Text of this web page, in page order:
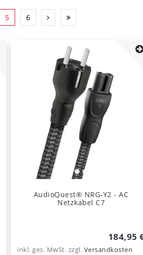
5 6
AudioQuest® NRG-Y2 - AC
Netzkabel C7
184,95
inkl. ges. MwSt. zzgl. Versandkosten